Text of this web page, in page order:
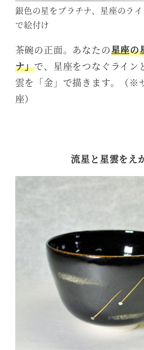
銀色の星をプラチナ、星座のラ
で絵付け
茶碗の正面。あなたの星座の
ナ」で、星座をつなぐライン
雲を「金」で描きます。（※
座）
流星と星雲をえ